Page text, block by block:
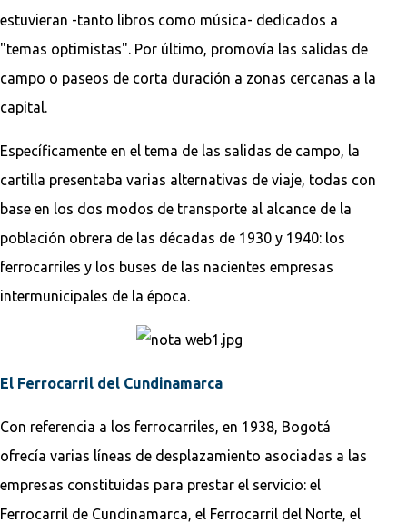
estuvieran -tanto libros como música- dedicados a
"temas optimistas". Por último, promovía las salidas de
campo o paseos de corta duración a zonas cercanas a la
capital.
Específicamente en el tema de las salidas de campo, la
cartilla presentaba varias alternativas de viaje, todas con
base en los dos modos de transporte al alcance de la
población obrera de las décadas de 1930 y 1940: los
ferrocarriles y los buses de las nacientes empresas
intermunicipales de la época.
El Ferrocarril del Cundinamarca
Con referencia a los ferrocarriles, en 1938, Bogotá
ofrecía varias líneas de desplazamiento asociadas a las
empresas constituidas para prestar el servicio: el
Ferrocarril de Cundinamarca, el Ferrocarril del Norte, el